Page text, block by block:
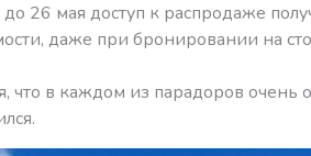
до 26 мая доступ к распродаже
даже при бронировании на
что в каждом из парадоров очень